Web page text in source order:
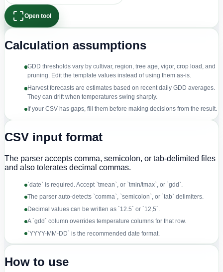
Open tool
Calculation assumptions
GDD thresholds vary by cultivar, region, tree age, vigor, crop load, and
pruning. Edit the template values instead of using them as-is.
Harvest forecasts are estimates based on recent daily GDD averages.
They can drift when temperatures swing sharply.
If your CSV has gaps, fill them before making decisions from the result.
CSV input format
The parser accepts comma, semicolon, or tab-delimited files
and also tolerates decimal commas.
`date` is required. Accept `tmean`, or `tmin/tmax`, or `gdd`.
The parser auto-detects `comma`, `semicolon`, or `tab` delimiters.
Decimal values can be written as `12.5` or `12,5`.
A `gdd` column overrides temperature columns for that row.
`YYYY-MM-DD` is the recommended date format.
How to use